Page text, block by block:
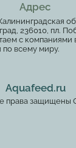
Адрес
236010, пл.
с компаниями
по всему миру.
Aquafeed.ru
права защищены